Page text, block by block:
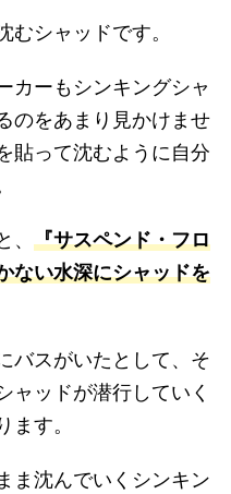
むシャッドです。
カーもシンキングシャ
のをあまり見かけませ
貼って沈むように自分
『サスペンド・フロ
ない水深にシャッドを
バスがいたとして、そ
ャッドが潜行していく
ます。
ま沈んでいくシンキン